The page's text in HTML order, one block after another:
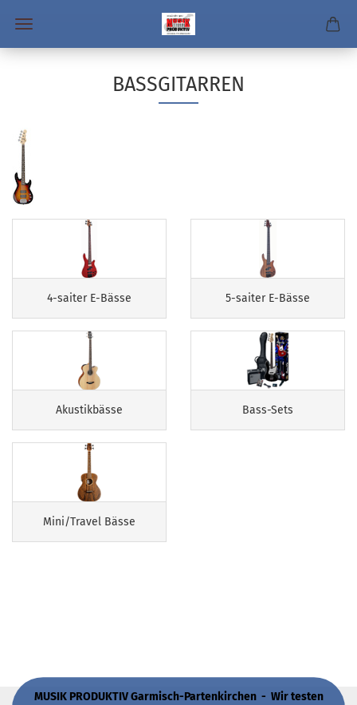
BASSGITARREN
4-saiter E-Bässe 5-saiter E-Bässe
Akustikbässe Bass-Sets
Mini/Travel Bässe
MUSIK PRODUKTIV Garmisch-Partenkirchen - Wir testen